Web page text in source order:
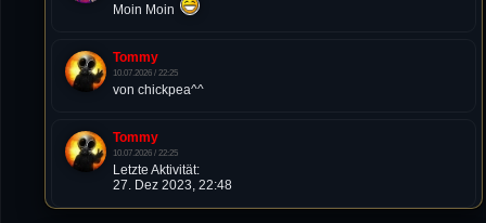
Moin Moin
Tommy
10.07.2026 / 22:25
von chickpea^^
Tommy
10.07.2026 / 22:25
Letzte Aktivität:
27. Dez 2023, 22:48